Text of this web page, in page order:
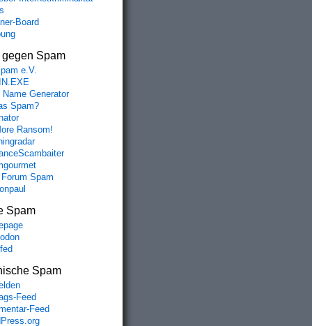
Board
gegen Spam
e.V.
Name Generator
Spam?
Ransom!
Spam
Spam
Spam
Feed
Feed